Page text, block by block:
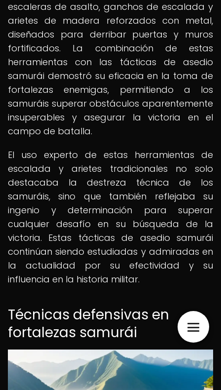
escaleras de asalto, ganchos de escalada y
arietes de madera reforzados con metal,
diseñados para derribar puertas y muros
fortificados. La combinación de estas
herramientas con las tácticas de asedio
samurái demostró su eficacia en la toma de
fortalezas enemigas, permitiendo a los
samuráis superar obstáculos aparentemente
insuperables y asegurar la victoria en el
campo de batalla.
El uso experto de estas herramientas de
escalada y arietes tradicionales no solo
destacaba la destreza técnica de los
samuráis, sino que también reflejaba su
ingenio y determinación para superar
cualquier desafío en su búsqueda de la
victoria. Estas tácticas de asedio samurái
continúan siendo estudiadas y admiradas en
la actualidad por su efectividad y su
influencia en la historia militar.
Técnicas defensivas en
fortalezas samurái